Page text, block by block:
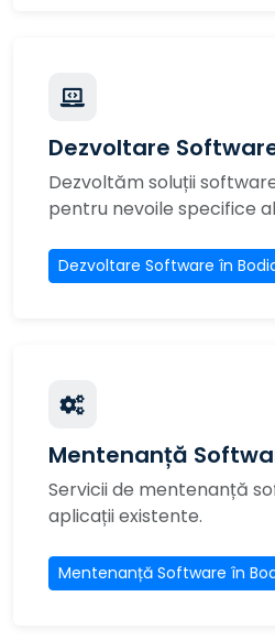
Dezvoltare
Dezvoltăm soluții
pentru nevoile specifice
Dezvoltare Software în
Mentenanță
Servicii de mentenanță
aplicații existente.
Mentenanță Software în